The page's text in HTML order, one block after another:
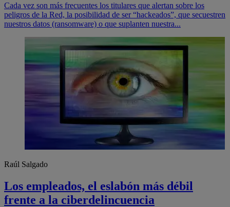
Cada vez son más frecuentes los titulares que alertan sobre los
peligros de la Red, la posibilidad de ser “hackeados”, que secuestren
nuestros datos (ransomware) o que suplanten nuestra...
Raúl Salgado
Los empleados, el eslabón más débil
frente a la ciberdelincuencia